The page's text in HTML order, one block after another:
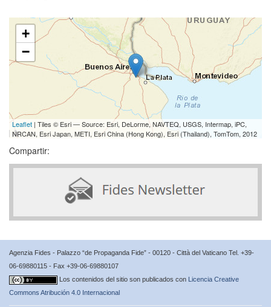
+
−
Leaflet | Tiles © Esri — Source: Esri, DeLorme, NAVTEQ, USGS, Intermap, iPC,
NRCAN, Esri Japan, METI, Esri China (Hong Kong), Esri (Thailand), TomTom, 2012
Compartir:
Agenzia Fides - Palazzo “de Propaganda Fide” - 00120 - Città del Vaticano Tel. +39-
06-69880115 - Fax +39-06-69880107
Los contenidos del sitio son publicados con Licencia Creative
Commons Atribución 4.0 Internacional